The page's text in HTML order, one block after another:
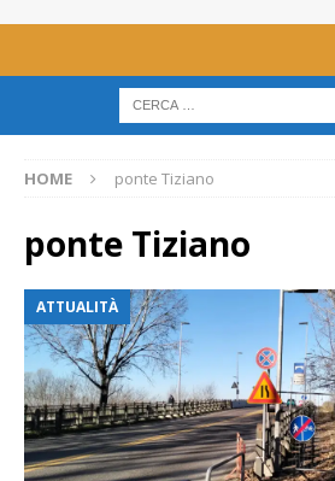
HOME ponte Tiziano
ponte Tiziano
ATTUALITÀ